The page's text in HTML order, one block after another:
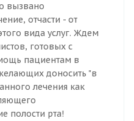
вызвано
отчасти - от
вида услуг. Ждем
готовых с
пациентам в
доносить "в
лечения как
полости рта!